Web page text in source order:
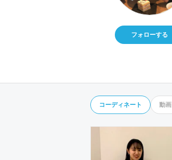
フォローする
コーディネート 動画